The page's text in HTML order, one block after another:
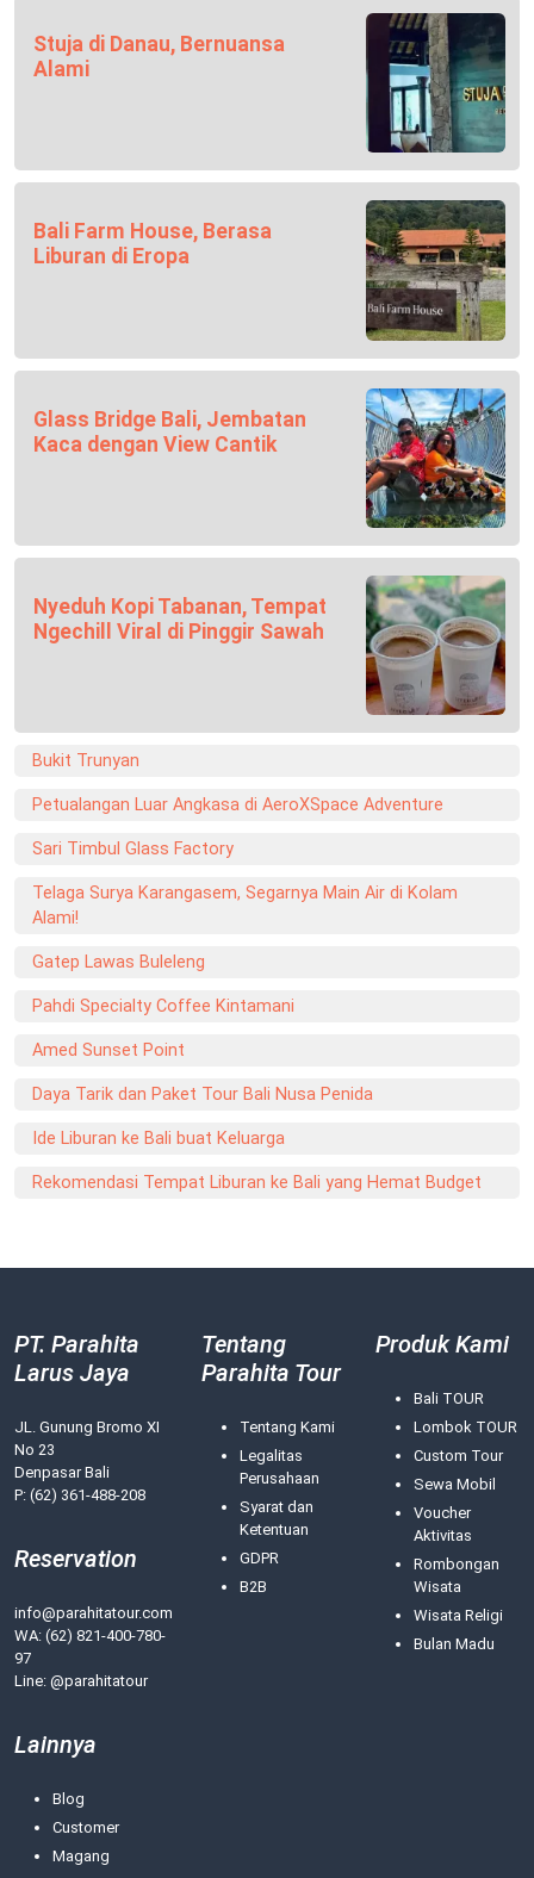
Stuja di Danau, Bernuansa
Alami
Bali Farm House, Berasa
Liburan di Eropa
Glass Bridge Bali, Jembatan
Kaca dengan View Cantik
Nyeduh Kopi Tabanan, Tempat
Ngechill Viral di Pinggir Sawah
Bukit Trunyan
Petualangan Luar Angkasa di AeroXSpace Adventure
Sari Timbul Glass Factory
Telaga Surya Karangasem, Segarnya Main Air di Kolam
Alami!
Gatep Lawas Buleleng
Pahdi Specialty Coffee Kintamani
Amed Sunset Point
Daya Tarik dan Paket Tour Bali Nusa Penida
Ide Liburan ke Bali buat Keluarga
Rekomendasi Tempat Liburan ke Bali yang Hemat Budget
PT. Parahita
Larus Jaya
JL. Gunung Bromo XI
No 23
Denpasar Bali
P: (62) 361-488-208
Reservation
info@parahitatour.com
WA: (62) 821-400-780-
97
Line: @parahitatour
Tentang
Parahita Tour
Tentang Kami
Legalitas
Perusahaan
Syarat dan
Ketentuan
GDPR
B2B
Produk Kami
Bali TOUR
Lombok TOUR
Custom Tour
Sewa Mobil
Voucher
Aktivitas
Rombongan
Wisata
Wisata Religi
Bulan Madu
Lainnya
Blog
Customer
Magang